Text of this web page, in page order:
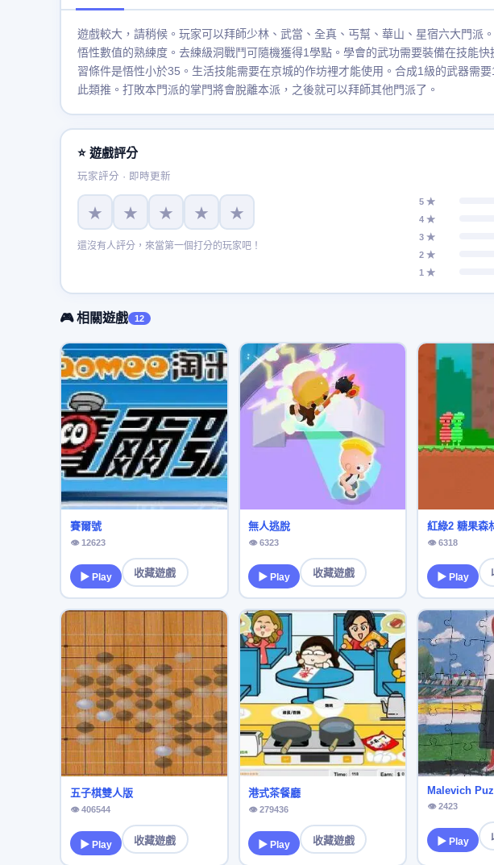
遊戲較大，請稍候。玩家可以拜師少林、武當、全真、丐幫、華山、星宿六大門派
悟性數值的熟練度。去練級洞戰鬥可隨機獲得1學點。學會的武功需要裝備在技能
習條件是悟性小於35。生活技能需要在京城的作坊裡才能使用。合成1級的武器需
此類推。打敗本門派的掌門將會脫離本派，之後就可以拜師其他門派了。
⭐ 遊戲評分
玩家評分 · 即時更新
★ ★ ★ ★ ★
還沒有人評分，來當第一個打分的玩家吧！
5 ★
4 ★
3 ★
2 ★
1 ★
🎮 相關遊戲 12
賽爾號
👁 12623
▶ Play 收藏遊戲
無人逃脫
👁 6323
▶ Play 收藏遊戲
紅綠2 糖果森
👁 6318
▶ Play
五子棋雙人版
👁 406544
▶ Play 收藏遊戲
港式茶餐廳
👁 279436
▶ Play 收藏遊戲
Malevich
👁 2423
▶ Play